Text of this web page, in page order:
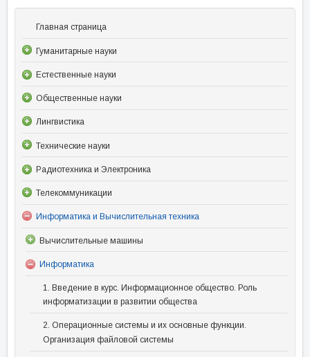
Главная страница
Гуманитарные науки
Естественные науки
Общественные науки
Лингвистика
Технические науки
Радиотехника и Электроника
Телекоммуникации
Информатика и Вычислительная техника
Вычислительные машины
Информатика
1. Введение в курс. Информационное общество. Роль
информатизации в развитии общества
2. Операционные системы и их основные функции.
Организация файловой системы